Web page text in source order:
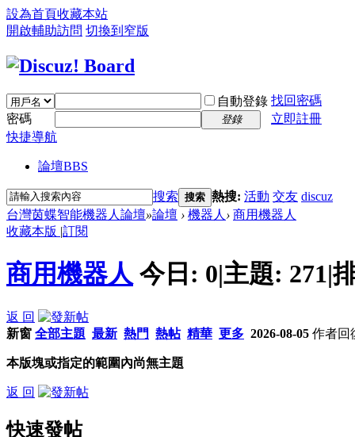
設為首頁收藏本站
開啟輔助訪問 切換到窄版
自動登錄 找回密碼
密碼
登錄
立即註冊
快捷導航
論壇BBS
搜索 搜索 熱搜: 活動 交友 discuz
台灣茵蝶智能機器人論壇»論壇 › 機器人 › 商用機器人
收藏本版 |訂閱
商用機器人 今日: 0|主題: 271|
返 回
新窗 全部主題 最新 熱門 熱帖 精華 更多 2026-08-05 作者回
本版塊或指定的範圍內尚無主題
返 回
快速發帖